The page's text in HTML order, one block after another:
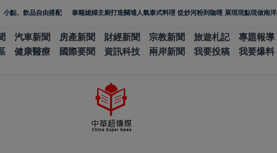
品自由搭配 泰籍媳婦主廚打造關埔人氣泰式料理 從炒河粉到咖哩 展現現點現做南洋風味層次
汽車新聞 房產新聞 財經新聞 宗教新聞 旅遊札記 專題報導
健康醫療 國際要聞 資訊科技 兩岸新聞 我要投稿 我要爆料